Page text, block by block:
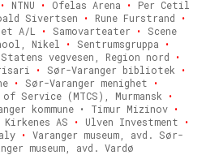
• NTNU • Ofelas Arena • Per Cetil
Sivertsen • Rune Furstrand
•
A/L • Samovarteater • Scene
Nikel • Sentrumsgruppa
•
Statens vegvesen, Region nord
•
• Sør-Varanger bibliotek
•
• Sør-Varanger menighet
•
Service (MTCS), Murmansk
•
kommune • Timur Mizinov •
Kirkenes AS • Ulven Investment
•
• Varanger museum, avd. Sør-
museum, avd. Vardø